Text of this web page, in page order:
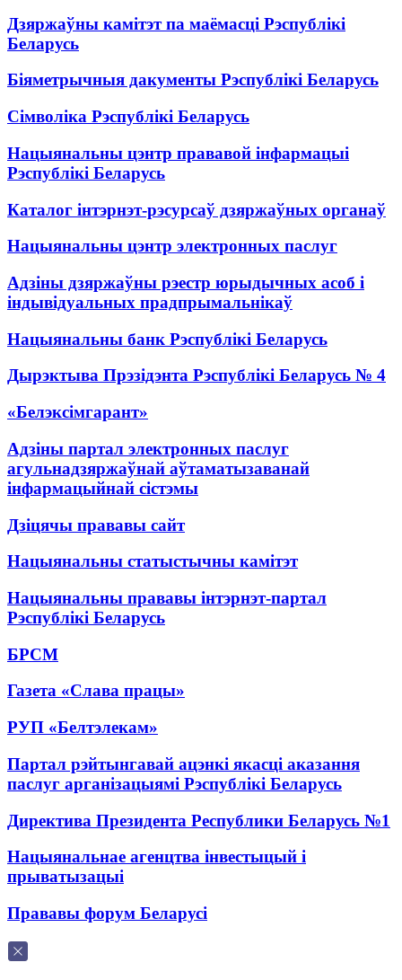
Дзяржаўны камітэт па маёмасці Рэспублікі
Беларусь
Біяметрычныя дакументы Рэспублікі Беларусь
Сімволіка Рэспублікі Беларусь
Нацыянальны цэнтр прававой інфармацыі
Рэспублікі Беларусь
Каталог інтэрнэт-рэсурсаў дзяржаўных органаў
Нацыянальны цэнтр электронных паслуг
Адзіны дзяржаўны рэестр юрыдычных асоб і
індывідуальных прадпрымальнікаў
Нацыянальны банк Рэспублікі Беларусь
Дырэктыва Прэзідэнта Рэспублікі Беларусь № 4
«Белэксімгарант»
Адзіны партал электронных паслуг
агульнадзяржаўнай аўтаматызаванай
інфармацыйнай сістэмы
Дзіцячы прававы сайт
Нацыянальны статыстычны камітэт
Нацыянальны прававы інтэрнэт-партал
Рэспублікі Беларусь
БРСМ
Газета «Слава працы»
РУП «Белтэлекам»
Партал рэйтынгавай ацэнкі якасці аказання
паслуг арганізацыямі Рэспублікі Беларусь
Директива Президента Республики Беларусь №1
Нацыянальнае агенцтва інвестыцый і
прыватызацыі
Прававы форум Беларусі